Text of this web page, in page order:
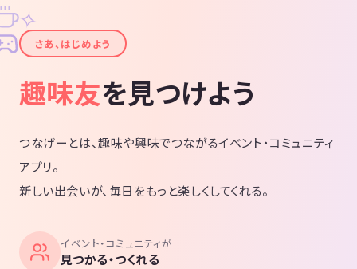
✦
✧
さあ、はじめよう
趣味友を見つけよう
つなげーとは、趣味や興味でつながるイベント・コミュニティ
アプリ。
新しい出会いが、毎日をもっと楽しくしてくれる。
イベント・コミュニティが
見つかる・つくれる